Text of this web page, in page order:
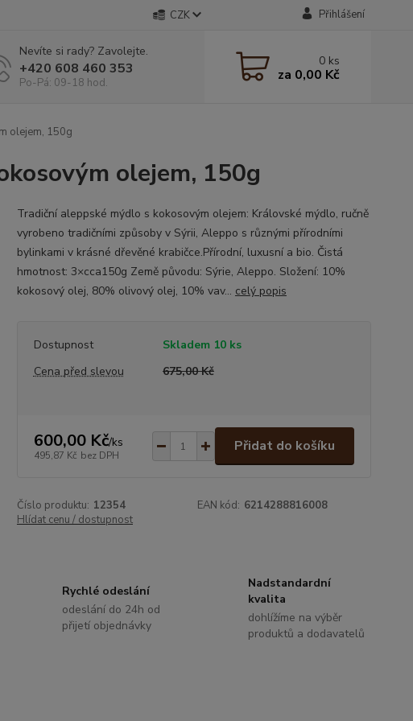
CZK Přihlášení
Nevíte si rady? Zavolejte.
+420 608 460 353
Po-Pá: 09-18 hod.
0 ks
za 0,00 Kč
olejem, 150g
olejem, 150g
Tradiční aleppské mýdlo s kokosovým olejem: Královské mýdlo, ručně
vyrobeno tradičními způsoby v Sýrii, Aleppo s různými přírodními
bylinkami v krásné dřevěné krabičce.Přírodní, luxusní a bio. Čistá
hmotnost: 3×cca150g Země původu: Sýrie, Aleppo. Složení: 10%
kokosový olej, 80% olivový olej, 10% vav... celý popis
Dostupnost
Skladem 10 ks
Cena před slevou
675,00 Kč
600,00 Kč/ks
495,87 Kč bez DPH
Přidat do košíku
Číslo produktu: 12354 EAN kód: 6214288816008
Hlídat cenu / dostupnost
Rychlé odeslání
odeslání do 24h od
přijetí objednávky
Nadstandardní
kvalita
dohlížíme na výběr
produktů a dodavatelů